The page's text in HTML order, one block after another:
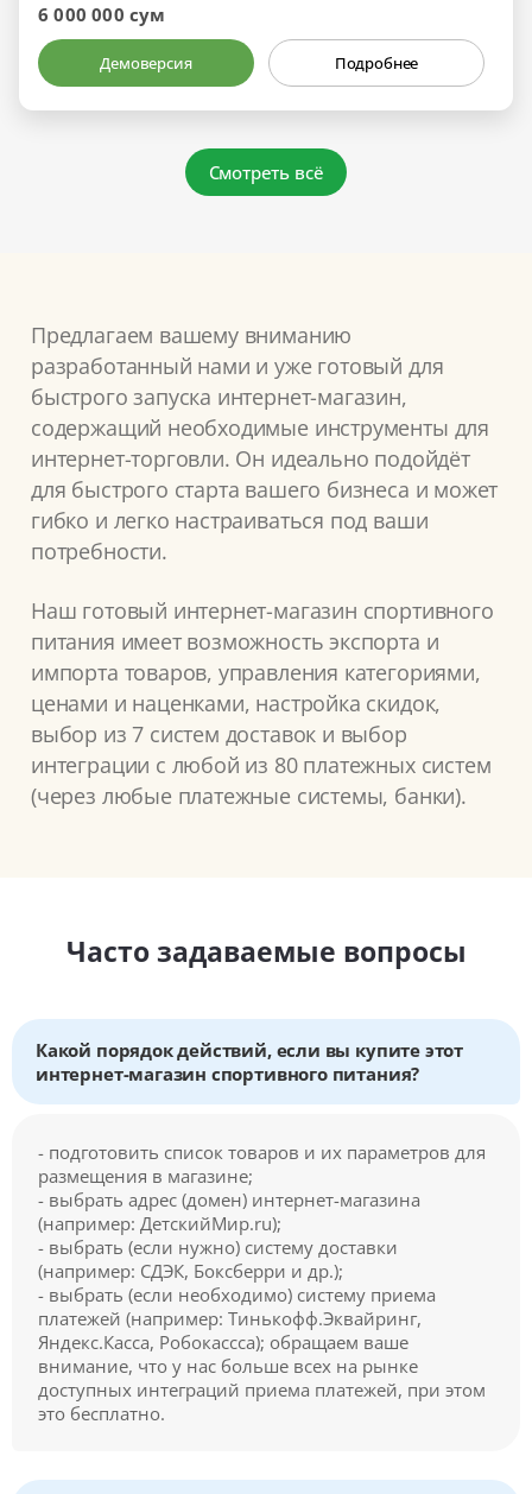
6 000 000 сум
Демоверсия Подробнее
Смотреть всё
Предлагаем вашему вниманию
разработанный нами и уже готовый для
быстрого запуска интернет-магазин,
содержащий необходимые инструменты для
интернет-торговли. Он идеально подойдёт
для быстрого старта вашего бизнеса и может
гибко и легко настраиваться под ваши
потребности.
Наш готовый интернет-магазин спортивного
питания имеет возможность экспорта и
импорта товаров, управления категориями,
ценами и наценками, настройка скидок,
выбор из 7 систем доставок и выбор
интеграции с любой из 80 платежных систем
(через любые платежные системы, банки).
Часто задаваемые вопросы
Какой порядок действий, если вы купите этот
интернет-магазин спортивного питания?
- подготовить список товаров и их параметров для
размещения в магазине;
- выбрать адрес (домен) интернет-магазина
(например: ДетскийМир.ru);
- выбрать (если нужно) систему доставки
(например: СДЭК, Боксберри и др.);
- выбрать (если необходимо) систему приема
платежей (например: Тинькофф.Эквайринг,
Яндекс.Касса, Робокассса); обращаем ваше
внимание, что у нас больше всех на рынке
доступных интеграций приема платежей, при этом
это бесплатно.